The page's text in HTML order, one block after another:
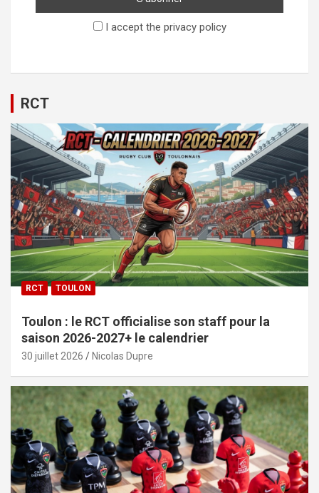
I accept the privacy policy
RCT
RCT TOULON
Toulon : le RCT officialise son staff pour la
saison 2026-2027+ le calendrier
30 juillet 2026 Nicolas Dupre